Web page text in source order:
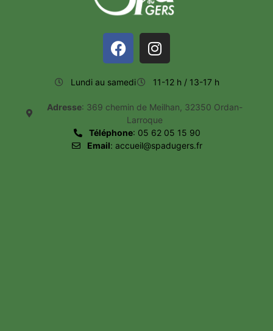
Lundi au samedi 11-12 h / 13-17 h
Adresse: 369 chemin de Meilhan, 32350 Ordan-
Larroque
Téléphone: 05 62 05 15 90
Email: accueil@spadugers.fr